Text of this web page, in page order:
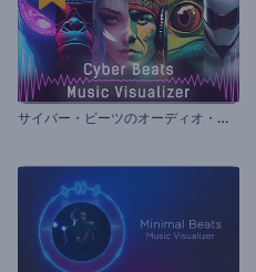
サ
イバー・ビーツのオーディオ・ビジュアライザー